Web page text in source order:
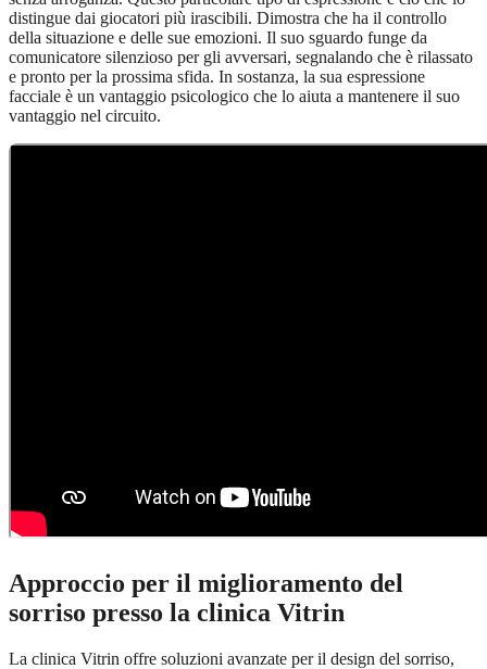
distingue dai giocatori più irascibili. Dimostra che ha il controllo
della situazione e delle sue emozioni. Il suo sguardo funge da
comunicatore silenzioso per gli avversari, segnalando che è rilassato
e pronto per la prossima sfida. In sostanza, la sua espressione
facciale è un vantaggio psicologico che lo aiuta a mantenere il suo
vantaggio nel circuito.
Approccio per il miglioramento del
sorriso presso la clinica Vitrin
La clinica Vitrin offre soluzioni avanzate per il design del sorriso,